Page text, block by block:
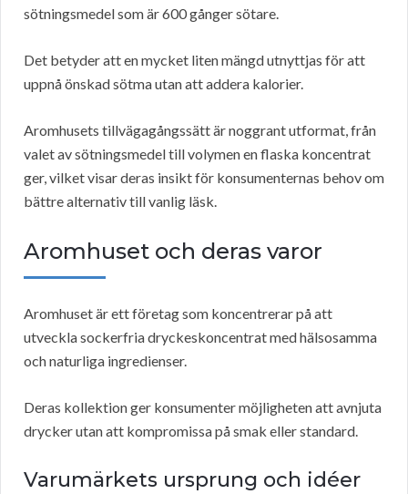
sötningsmedel som är 600 gånger sötare.
Det betyder att en mycket liten mängd utnyttjas för att
uppnå önskad sötma utan att addera kalorier.
Aromhusets tillvägagångssätt är noggrant utformat, från
valet av sötningsmedel till volymen en flaska koncentrat
ger, vilket visar deras insikt för konsumenternas behov om
bättre alternativ till vanlig läsk.
Aromhuset och deras varor
Aromhuset är ett företag som koncentrerar på att
utveckla sockerfria dryckeskoncentrat med hälsosamma
och naturliga ingredienser.
Deras kollektion ger konsumenter möjligheten att avnjuta
drycker utan att kompromissa på smak eller standard.
Varumärkets ursprung och idéer